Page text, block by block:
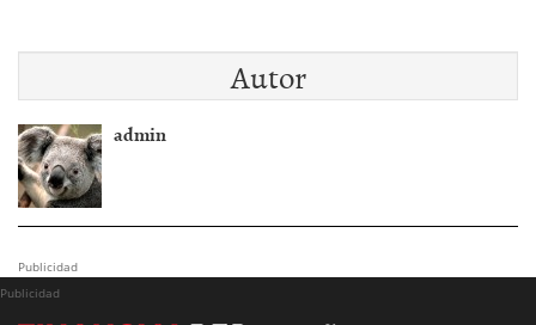
Autor
admin
Publicidad
Publicidad